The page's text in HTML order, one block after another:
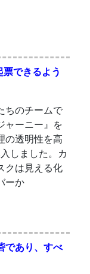
できるよう
ちのチームで
ャーニー』を
の透明性を高
しました。カ
クは見える化
ーか
であり、すべ